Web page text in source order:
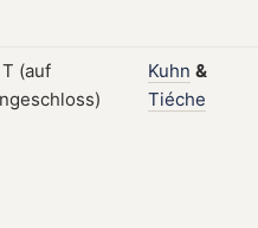
Kuhn &
Tiéche